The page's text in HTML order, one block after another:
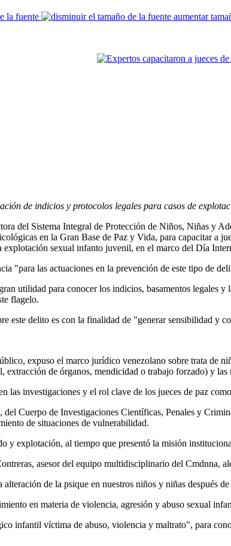
la fuente
aumentar
de indicios y protocolos legales para casos de
del Sistema Integral de Protección de Niños, Niñas y
en la Gran Base de Paz y Vida, para capacitar a
sexual infanto juvenil, en el marco del Día
"para las actuaciones en la prevención de este tipo de
utilidad para conocer los indicios, basamentos legales
flagelo.
este delito es con la finalidad de "generar sensibilidad y
expuso el marco jurídico venezolano sobre trata de
de órganos, mendicidad o trabajo forzado) y las
las investigaciones y el rol clave de los jueces de paz
Cuerpo de Investigaciones Científicas, Penales y
de situaciones de vulnerabilidad.
y explotación, al tiempo que presentó la misión
asesor del equipo multidisciplinario del Cmdnna,
de la psique en nuestros niños y niñas después
en materia de violencia, agresión y abuso sexual
infantil víctima de abuso, violencia y maltrato", para